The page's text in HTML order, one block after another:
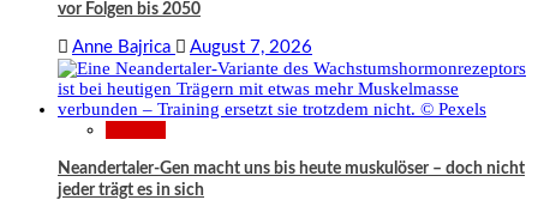
vor Folgen bis 2050
Anne Bajrica August 7, 2026
Neandertaler-Gen macht uns bis heute muskulöser – doch nicht
jeder trägt es in sich